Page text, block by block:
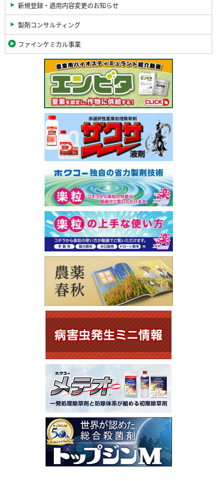
新規登録・適用内容変更のお知らせ
製剤コンサルティング
ファインケミカル事業